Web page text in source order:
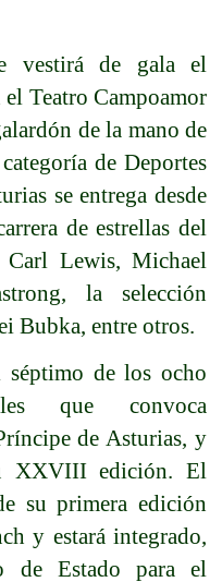
vestirá de gala el
Teatro Campoamor
de la mano de
de Deportes
se entrega desde
de estrellas del
Lewis, Michael
la selección
Bubka, entre otros.
de los ocho
que convoca
de Asturias, y
XXVIII edición. El
su primera edición
y estará integrado,
de Estado para el